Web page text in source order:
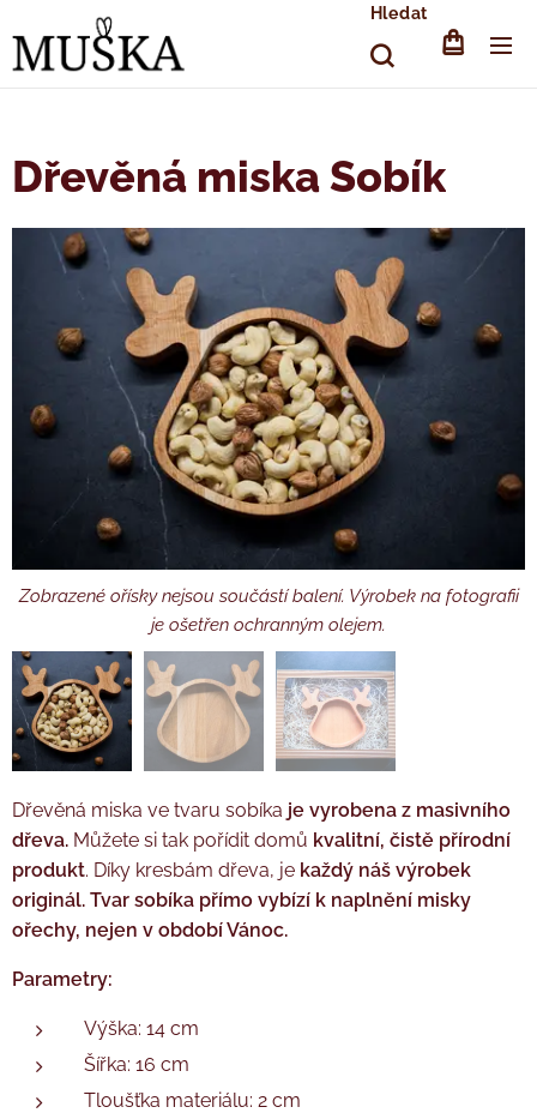
Hledat
Dřevěná miska Sobík
Zobrazené ořísky nejsou součástí balení. Výrobek na fotografii
je ošetřen ochranným olejem.
Výrobek na fotografii je ošetřen ochranným olejem.
Dárkové balení
Dřevěná miska ve tvaru sobíka je vyrobena z masivního
dřeva. Můžete si tak pořídit domů kvalitní, čistě přírodní
produkt. Díky kresbám dřeva, je každý náš výrobek
originál. Tvar sobíka přímo vybízí k naplnění misky
ořechy, nejen v období Vánoc.
Parametry:
Výška: 14 cm
Šířka: 16 cm
Tloušťka materiálu: 2 cm